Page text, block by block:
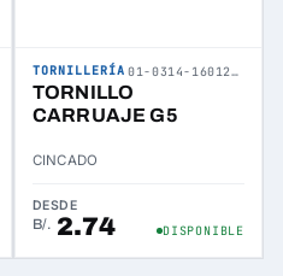
TORNILLERÍA 01-0314-160127-02
TORNILLO
CARRUAJE G5
CINCADO
DESDE
B/. 2.74 DISPONIBLE